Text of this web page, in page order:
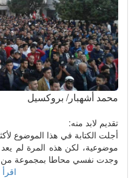
محمد أشهبار/ بروكسيل
تقديم لابد منه:
أجلت الكتابة في هذا الموضوع
موضوعية، لكن هذه المرة لم يعد
وجدت نفسي محاطا بمجموعة من
اقرأ